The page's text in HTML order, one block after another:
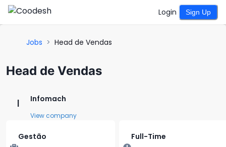
Login Sign Up
Jobs > Head de Vendas
Head de Vendas
I Infomach
View company
Gestão Full-Time